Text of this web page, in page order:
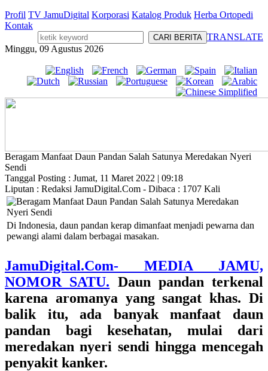
Profil TV JamuDigital Korporasi Katalog Produk Herba Ortopedi
Kontak
TRANSLATE
Minggu, 09 Agustus 2026
Beragam Manfaat Daun Pandan Salah Satunya Meredakan Nyeri
Sendi
Tanggal Posting : Jumat, 11 Maret 2022 | 09:18
Liputan : Redaksi JamuDigital.Com - Dibaca : 1707 Kali
Di Indonesia, daun pandan kerap dimanfaat menjadi pewarna dan
pewangi alami dalam berbagai masakan.
JamuDigital.Com- MEDIA JAMU,
NOMOR SATU. Daun pandan terkenal
karena aromanya yang sangat khas. Di
balik itu, ada banyak manfaat daun
pandan bagi kesehatan, mulai dari
meredakan nyeri sendi hingga mencegah
penyakit kanker.